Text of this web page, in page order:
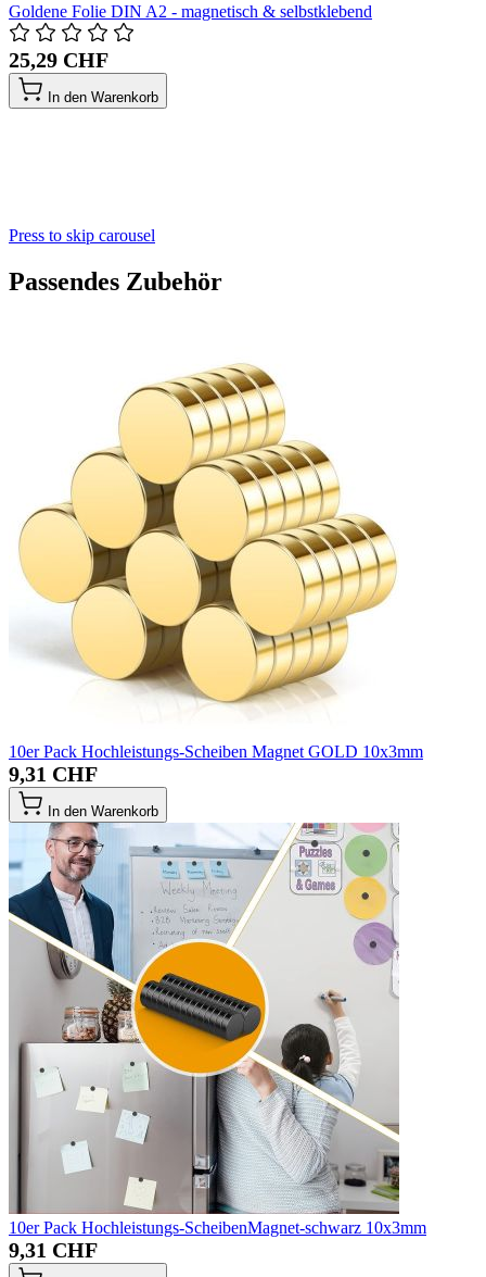
Goldene Folie DIN A2 - magnetisch & selbstklebend
25,29 CHF
In den Warenkorb
Press to skip carousel
Passendes Zubehör
10er Pack Hochleistungs-Scheiben Magnet GOLD 10x3mm
9,31 CHF
In den Warenkorb
10er Pack Hochleistungs-ScheibenMagnet-schwarz 10x3mm
9,31 CHF